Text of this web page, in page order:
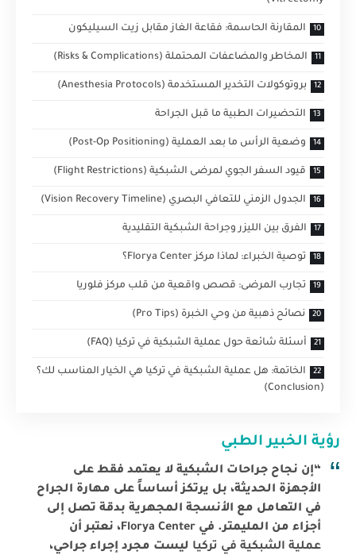
المقارنة الحاسمة: فقاعة الغاز مقابل زيت السيليكون
المخاطر والمضاعفات المحتملة (Risks & Complications)
بروتوكولات التخدير المستخدمة (Anesthesia Protocols)
التحضيرات الطبية ما قبل الجراحة
وضعية الرأس ما بعد العملية (Post-Op Positioning)
قيود السفر الجوي لمرضى الشبكية (Flight Restrictions)
الجدول الزمني للتعافي البصري (Vision Recovery Timeline)
الفرق بين الليزر وجراحة الشبكية التقليدية
توصية الخبراء: لماذا مركز Florya Center؟
تجارب المرضى: قصص واقعية من قلب مركز فلوريا
نصائح ذهبية من وحي الخبرة (Pro Tips)
أسئلة شائعة حول عملية الشبكية في تركيا (FAQ)
الخاتمة: هل عملية الشبكية في تركيا هي الخيار المناسب لك؟
(Conclusion)
رؤية الخبير الطبي
“إن نجاح جراحات الشبكية لا يعتمد فقط على
الأجهزة الحديثة، بل يرتكز أساساً على مهارة الجراح
في التعامل مع الأنسجة المجهرية بدقة تصل إلى
أجزاء من المليمتر. في Florya Center، نعتبر أن
عملية الشبكية في تركيا ليست مجرد إجراء جراحي،